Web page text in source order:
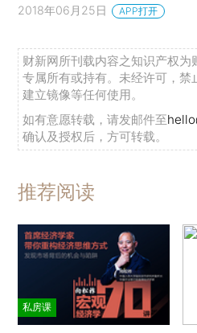
2018年06月25日 APP打开
财新网所刊载内容之知识产权为
专属所有或持有。未经许可，禁
建立镜像等任何使用。
如有意愿转载，请发邮件至
确认及授权后，方可转载。
推荐阅读
私房课